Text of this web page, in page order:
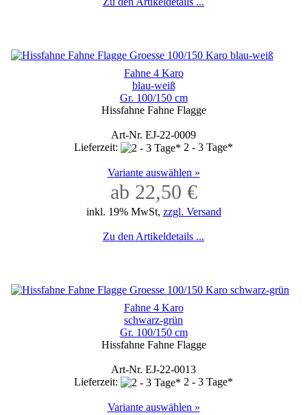
Fahne 4 Karo
blau-weiß
Gr. 100/150 cm
Hissfahne Fahne Flagge
Art-Nr. EJ-22-0009
Lieferzeit:
2 - 3 Tage*
Variante auswählen »
ab 22,50 €
inkl. 19% MwSt, zzgl. Versand
Zu den Artikeldetails ...
Fahne 4 Karo
schwarz-grün
Gr. 100/150 cm
Hissfahne Fahne Flagge
Art-Nr. EJ-22-0013
Lieferzeit:
2 - 3 Tage*
Variante auswählen »